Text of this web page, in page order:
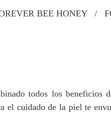
BEE HONEY /
todos los beneficios
el cuidado de la piel te